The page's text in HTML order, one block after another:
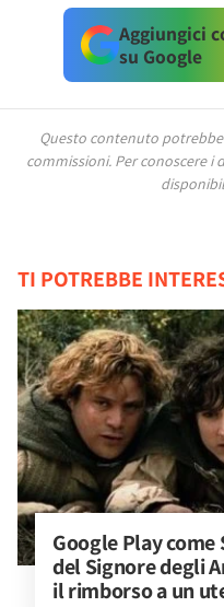
Aggiungici
su Google
Questo contenuto
commissioni. Per conoscere i
TI POTREBBE
Google Play
del Signore degli
il rimborso a un